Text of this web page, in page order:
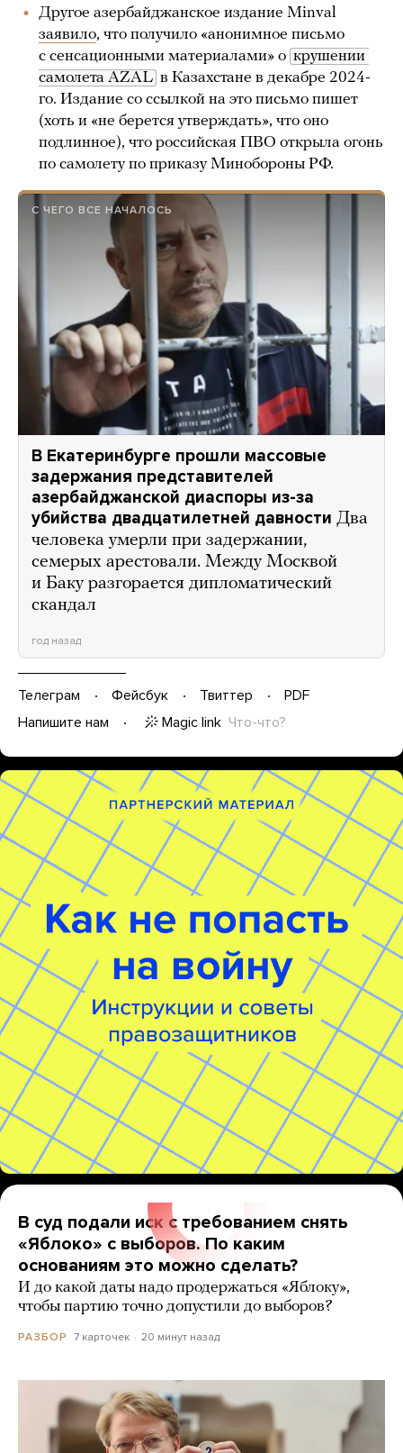
Другое азербайджанское издание Minval
заявило, что получило «анонимное письмо
с сенсационными материалами» о крушении
самолета AZAL в Казахстане в декабре 2024-
го. Издание со ссылкой на это письмо пишет
(хоть и «не берется утверждать», что оно
подлинное), что российская ПВО открыла огонь
по самолету по приказу Минобороны РФ.
С ЧЕГО ВСЕ НАЧАЛОСЬ
В Екатеринбурге прошли массовые
задержания представителей
азербайджанской диаспоры из-за
убийства двадцатилетней давности Два
человека умерли при задержании,
семерых арестовали. Между Москвой
и Баку разгорается дипломатический
скандал
год назад
Телеграм Фейсбук Твиттер
PDF
Напишите нам
Magic link Что-что?
В суд подали иск с требованием снять
«Яблоко» с выборов. По каким
основаниям это можно сделать?
И до какой даты надо продержаться «Яблоку»,
чтобы партию точно допустили до выборов?
РАЗБОР 7 карточек 20 минут назад